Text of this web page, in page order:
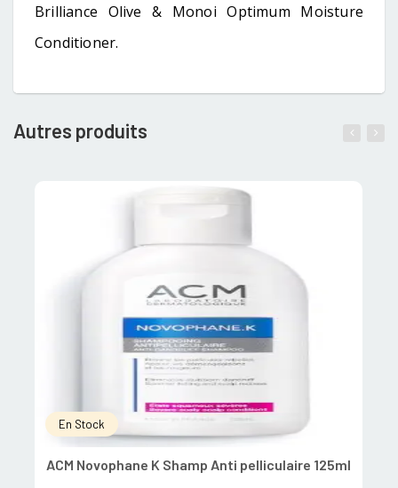
Brilliance Olive & Monoi Optimum Moisture
Conditioner.
Autres produits
En Stock
ACM Novophane K Shamp Anti pelliculaire 125ml